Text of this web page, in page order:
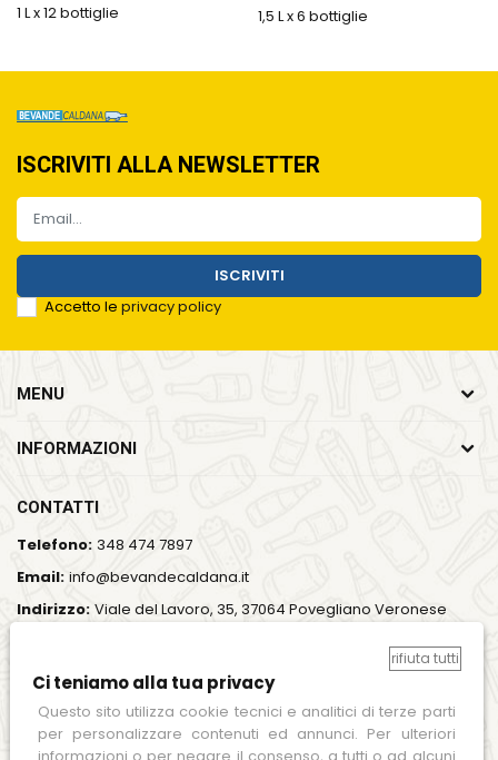
1 L x 12 bottiglie 1,5 L x 6 bottiglie
ISCRIVITI ALLA NEWSLETTER
ISCRIVITI
Accetto le privacy policy
CONTATTI
Telefono: 348 474 7897
Email: info@bevandecaldana.it
Indirizzo: Viale del Lavoro, 35, 37064 Povegliano Veronese
MENU
INFORMAZIONI
SEGUICI SUI SOCIAL
rifiuta tutti
Ci teniamo alla tua privacy
Questo sito utilizza cookie tecnici e analitici di terze parti
per personalizzare contenuti ed annunci. Per ulteriori